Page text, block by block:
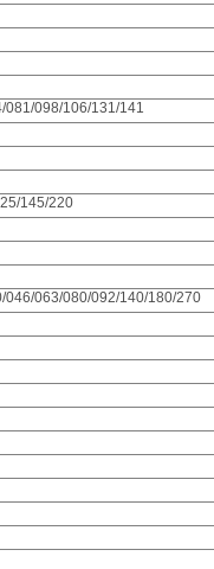
081/098/106/131/141
145/220
046/063/080/092/140/180/270